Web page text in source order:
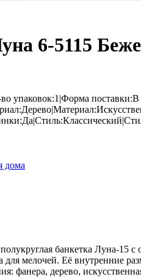
6-5115
дома
банкетка Луна-15
для мелочей. Её внутренние
фанера, дерево,